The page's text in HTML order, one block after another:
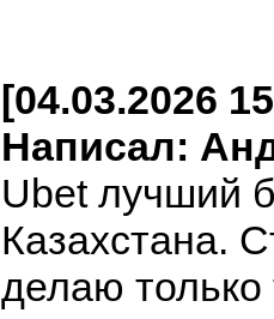
[04.03.2026
Написал:
Ubet лучший
Казахстана.
делаю